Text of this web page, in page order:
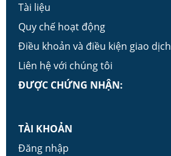
Tài liệu
Quy chế hoạt động
Điều khoản và điều kiện giao dịch
Liên hệ với chúng tôi
ĐƯỢC CHỨNG NHẬN:
TÀI KHOẢN
Đăng nhập